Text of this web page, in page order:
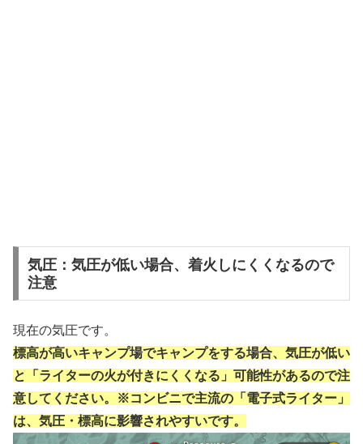
気圧：気圧が低い場合、着火しにくくなるので
注意
現在の気圧です。
標高が高いキャンプ場でキャンプをする場合、気圧が低い
と「ライターの火が付きにくくなる」可能性があるので注
意してください。※コンビニで主流の「電子式ライター」
は、気圧・標高に影響されやすいです。